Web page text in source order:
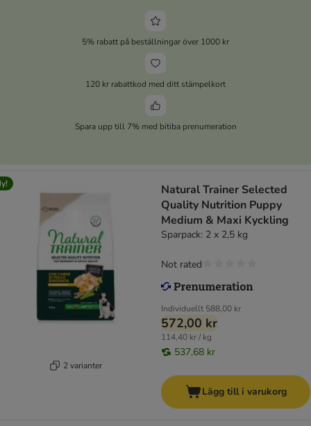
5% rabatt på beställningar över 1000 kr
120 kr rabattkod med ditt stämpelkort
Spara upp till 7% med bitiba prenumeration
2 varianter
Natural Trainer Selected
Quality Nutrition Puppy
Medium & Maxi Kyckling
Sparpack: 2 x 2,5 kg
Individuellt 588,00 kr
572,00 kr
114,40 kr / kg
537,68 kr
Not rated
Lägg till i varukorg